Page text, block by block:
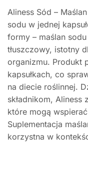
Aliness Sód –
sodu w jednej
formy – maślan
tłuszczowy, istotny
organizmu. Produkt
kapsułkach, co
na diecie roślinnej.
składnikom, Aliness
które mogą
Suplementacja
korzystna w